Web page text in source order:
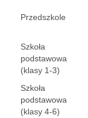
Przedszkole
Szkoła
podstawowa
(klasy 1-3)
Szkoła
podstawowa
(klasy 4-6)